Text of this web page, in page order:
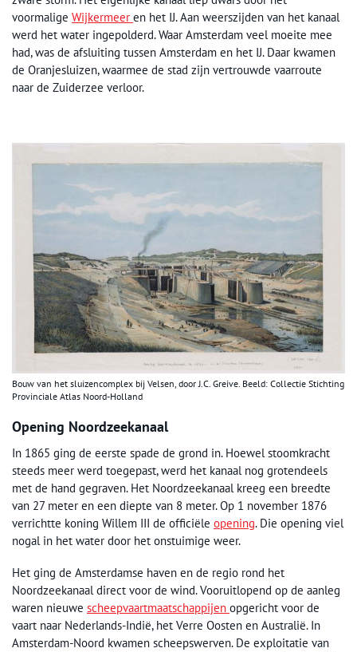
voormalige Wijkermeer en het IJ. Aan weerszijden van het kanaal
werd het water ingepolderd. Waar Amsterdam veel moeite mee
had, was de afsluiting tussen Amsterdam en het IJ. Daar kwamen
de Oranjesluizen, waarmee de stad zijn vertrouwde vaarroute
naar de Zuiderzee verloor.
Bouw van het sluizencomplex bij Velsen, door J.C. Greive. Beeld: Collectie Stichting
Provinciale Atlas Noord-Holland
Opening Noordzeekanaal
In 1865 ging de eerste spade de grond in. Hoewel stoomkracht
steeds meer werd toegepast, werd het kanaal nog grotendeels
met de hand gegraven. Het Noordzeekanaal kreeg een breedte
van 27 meter en een diepte van 8 meter. Op 1 november 1876
verrichtte koning Willem III de officiële opening. Die opening viel
nogal in het water door het onstuimige weer.
Het ging de Amsterdamse haven en de regio rond het
Noordzeekanaal direct voor de wind. Vooruitlopend op de aanleg
waren nieuwe scheepvaartmaatschappijen opgericht voor de
vaart naar Nederlands-Indië, het Verre Oosten en Australië. In
Amsterdam-Noord kwamen scheepswerven. De exploitatie van